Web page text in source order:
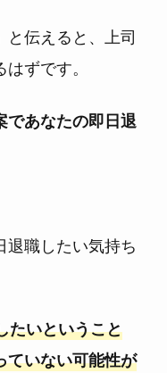
伝えると、上司
ずです。
であなたの即日退
退職したい気持ち
たいということ
ていない可能性が